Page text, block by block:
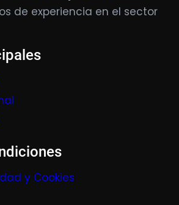
de experiencia en el sector
y Cookies